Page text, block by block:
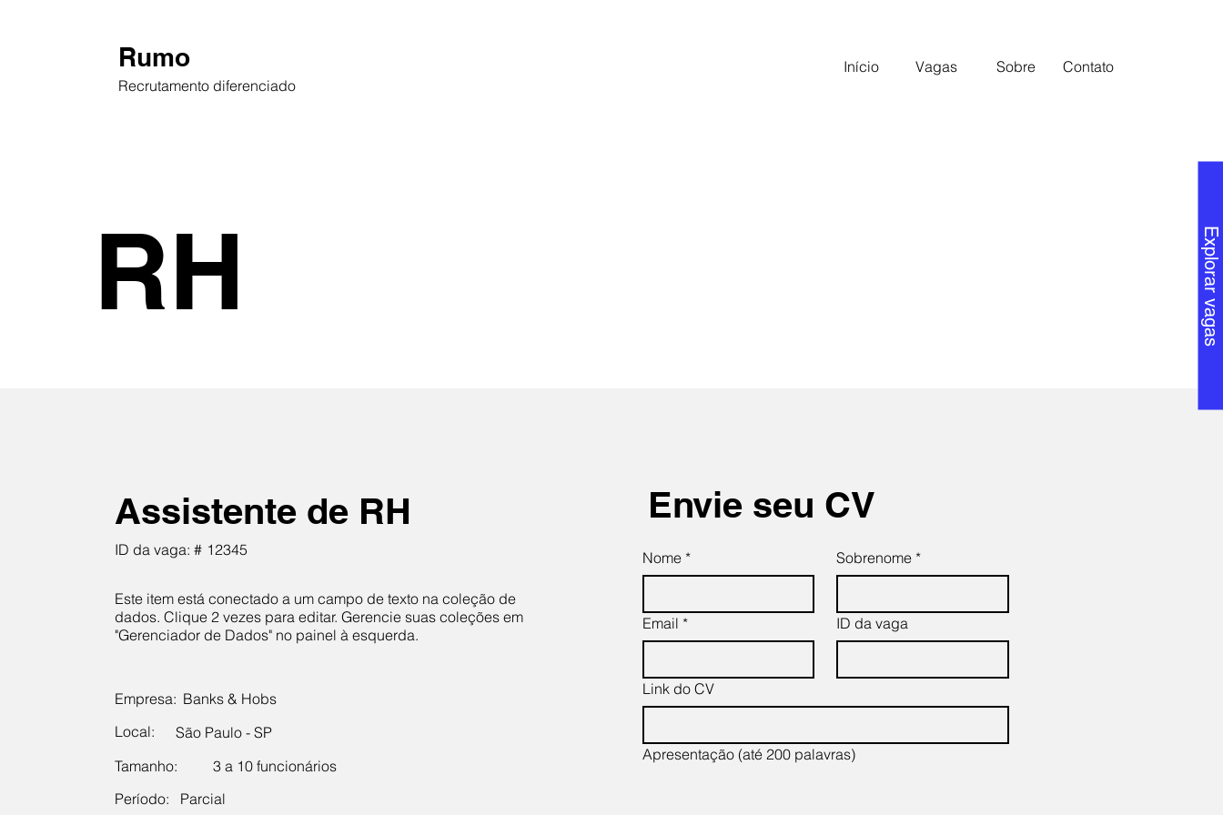
Explorar vagas
Rumo
Recrutamento diferenciado
Início Vagas Sobre Contato
RH
Assistente de RH
ID da vaga: # 12345
Este item está conectado a um campo de texto na coleção de
dados. Clique 2 vezes para editar. Gerencie suas coleções em
"Gerenciador de Dados" no painel à esquerda.
Empresa: Banks & Hobs
Local:
São Paulo - SP
Tamanho:
3 a 10 funcionários
Período:
Parcial
Envie seu CV
Nome * Sobrenome *
Email * ID da vaga
Link do CV
Apresentação (até 200 palavras)